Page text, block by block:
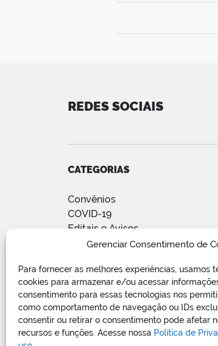
Gerenciar Consentimento de
Para fornecer as melhores experiências, usamos
cookies para armazenar e/ou acessar
consentimento para essas tecnologias nos
como comportamento de navegação ou IDs
consentir ou retirar o consentimento pode afetar
recursos e funções. Acesse nossa Política de
REDES SOCIAIS
CATEGORIAS
Convênios
COVID-19
Editais e Avisos
Notícias
de Obras Públicas
Sem categoria
Vagas de Emprego